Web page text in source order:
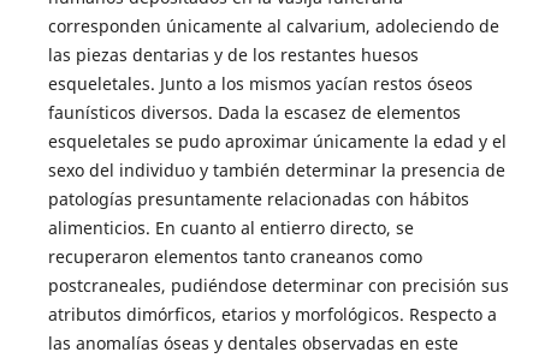
corresponden únicamente al calvarium, adoleciendo de
las piezas dentarias y de los restantes huesos
esqueletales. Junto a los mismos yacían restos óseos
faunísticos diversos. Dada la escasez de elementos
esqueletales se pudo aproximar únicamente la edad y el
sexo del individuo y también determinar la presencia de
patologías presuntamente relacionadas con hábitos
alimenticios. En cuanto al entierro directo, se
recuperaron elementos tanto craneanos como
postcraneales, pudiéndose determinar con precisión sus
atributos dimórficos, etarios y morfológicos. Respecto a
las anomalías óseas y dentales observadas en este